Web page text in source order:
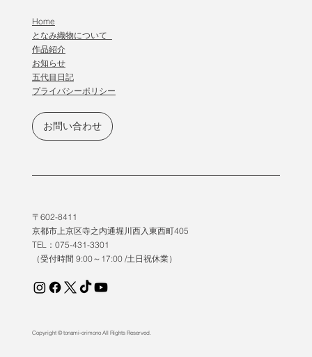
お問い合わせ
〒602-8411
京都市上京区寺之内通堀川西入東西町405
TEL：075-431-3301
（受付時間 9:00～17:00 /土日祝休業）
Home
となみ織物について
作品紹介
​お知らせ
五代目日記
プライバシーポリシー
Copyright © tonami-orimono All Rights Reserved.